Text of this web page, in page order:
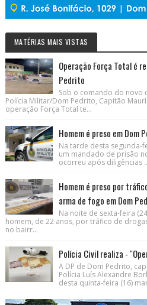
MATÉRIAS MAIS VISTAS
Operação Força Total é
Pedrito
Sob o comando do novo
Polícia Militar/Dom Pedrito, Capitão
operação Força Total te...
Homem é preso em Dom
Na tarde desta segunda-
um mandado de prisão
ocorreu após diligências
Homem é preso por
arma de fogo em Dom
Na noite de sexta-feira
homem, de 22 anos, por tráfico de
no bairr...
Polícia Civil realiza -
A DP de Dom Pedrito,
Polícia Luís Alexandre
desta quinta-feira (16)